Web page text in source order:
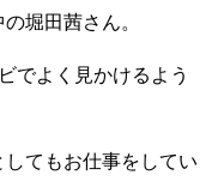
堀田茜さん。
でよく見かけるよう
てもお仕事をしてい